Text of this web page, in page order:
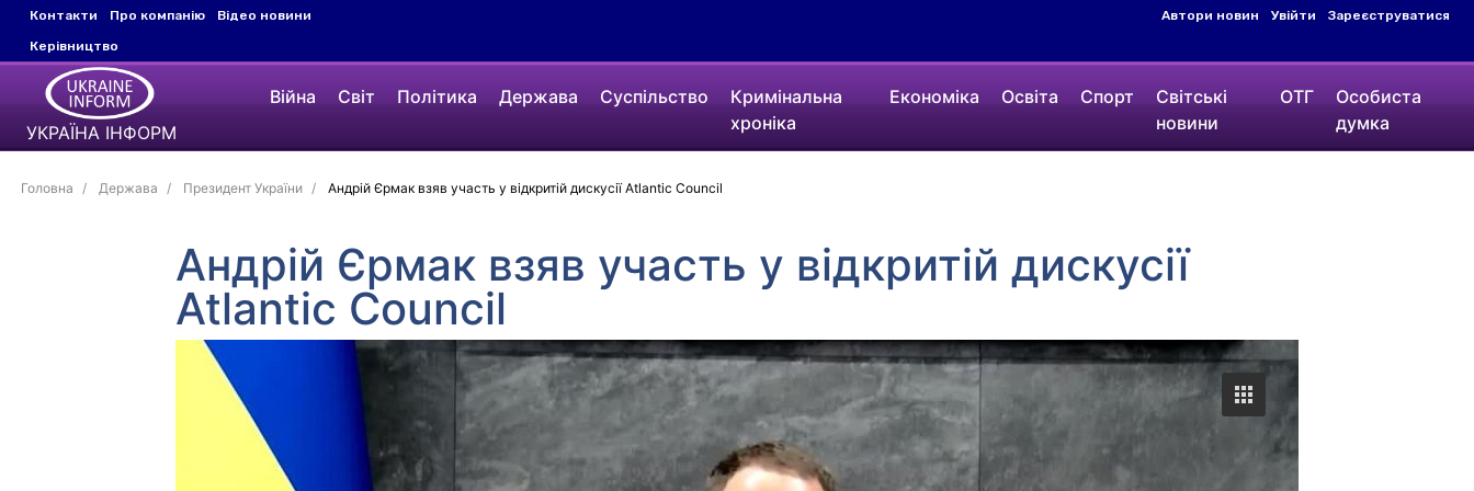
Контакти Про компанію
Відео новини
Керівництво
Автори новин Увійти Зареєструватися
УКРАЇНА ІНФОРМ
Війна Світ Політика Держава Суспільство
Кримінальна
хроніка
Економіка Освіта Спорт
Світські
новини
ОТГ
Особиста
думка
Головна Держава Президент України Андрій Єрмак взяв участь у відкритій дискусії Atlantic Council
Андрій Єрмак взяв участь у відкритій дискусії
Atlantic Council